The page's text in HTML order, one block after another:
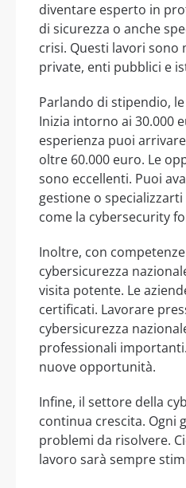
diventare esperto in
di sicurezza o anche
crisi. Questi lavori
private, enti pubblici e
Parlando di stipendio,
Inizia intorno ai 30.000
esperienza puoi
oltre 60.000 euro. Le
sono eccellenti. Puoi
gestione o
come la cybersecurity
Inoltre, con competenze
cybersicurezza
visita potente. Le
certificati. Lavorare
cybersicurezza
professionali
nuove opportunità.
Infine, il settore della
continua crescita. Ogni
problemi da risolvere.
lavoro sarà sempre